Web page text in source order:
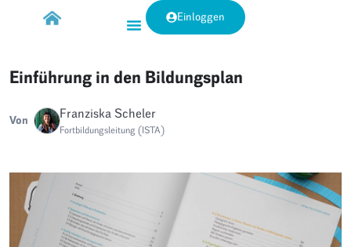
Einloggen
Einführung in den Bildungsplan
Von Franziska Scheler
Fortbildungsleitung (ISTA)